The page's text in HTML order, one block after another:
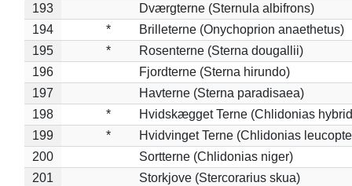
193
Dværgterne (Sternula albifrons)
194
*
Brilleterne (Onychoprion anaethetus)
195
*
Rosenterne (Sterna dougallii)
196
Fjordterne (Sterna hirundo)
197
Havterne (Sterna paradisaea)
198
*
Hvidskægget Terne (Chlidonias
199
*
Hvidvinget Terne (Chlidonias
200
Sortterne (Chlidonias niger)
201
Storkjove (Stercorarius skua)